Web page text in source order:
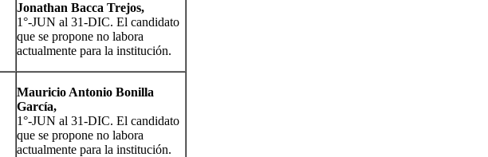
Jonathan Bacca Trejos,
1°-JUN al 31-DIC. El candidato
que se propone no labora
actualmente para la institución.
Mauricio Antonio Bonilla
García,
1°-JUN al 31-DIC. El candidato
que se propone no labora
actualmente para la institución.